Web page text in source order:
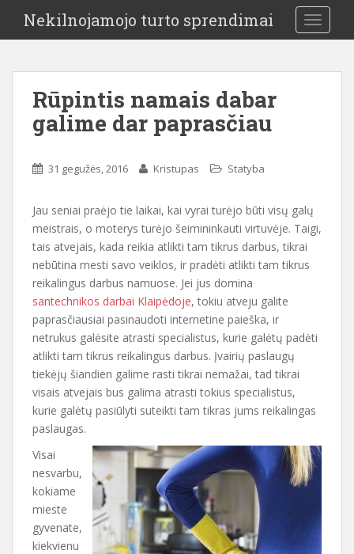
Nekilnojamojo turto sprendimai
Rūpintis namais dabar
galime dar paprasčiau
31 gegužės, 2016 Kristupas Statyba
Jau seniai praėjo tie laikai, kai vyrai turėjo būti visų galų
meistrais, o moterys turėjo šeimininkauti virtuvėje. Taigi,
tais atvejais, kada reikia atlikti tam tikrus darbus, tikrai
nebūtina mesti savo veiklos, ir pradėti atlikti tam tikrus
reikalingus darbus namuose. Jei jus domina
santechnikos darbai Klaipėdoje, tokiu atveju galite
paprasčiausiai pasinaudoti internetine paieška, ir
netrukus galėsite atrasti specialistus, kurie galėtų padėti
atlikti tam tikrus reikalingus darbus. Įvairių paslaugų
tiekėjų šiandien galime rasti tikrai nemažai, tad tikrai
visais atvejais bus galima atrasti tokius specialistus,
kurie galėtų pasiūlyti suteikti tam tikras jums reikalingas
paslaugas.
Visai
nesvarbu,
kokiame
mieste
gyvenate,
kiekvienu